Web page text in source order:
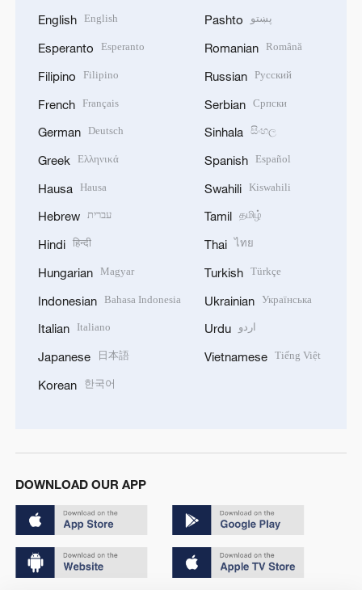
English English
Esperanto Esperanto
Filipino Filipino
French Français
German Deutsch
Greek Ελληνικά
Hausa Hausa
Hebrew עברית
Hindi हिन्दी
Hungarian Magyar
Indonesian Bahasa Indonesia
Italian Italiano
Japanese 日本語
Korean 한국어
Pashto پښتو
Romanian Română
Russian Русский
Serbian Српски
Sinhala සිංහල
Spanish Español
Swahili Kiswahili
Tamil தமிழ்
Thai ไทย
Turkish Türkçe
Ukrainian Українська
Urdu اردو
Vietnamese Tiếng Việt
DOWNLOAD OUR APP